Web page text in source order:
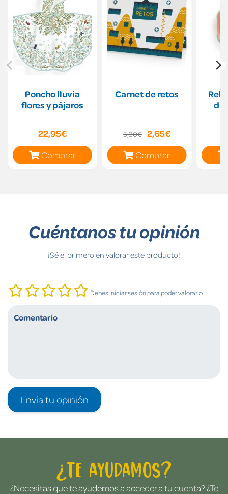
Poncho lluvia
flores y pájaros
22,95€
Comprar
Carnet de retos
5,30€ 2,65€
Comprar
Cuéntanos tu opinión
¡Sé el primero en valorar este producto!
Debes iniciar sesión para poder valorarlo
Envía tu opinión
¿Te ayudamos?
¿Necesitas que te ayudemos a acceder a tu cuenta? ¿Te